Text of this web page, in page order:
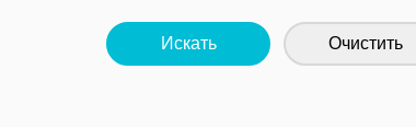
Искать Очистить